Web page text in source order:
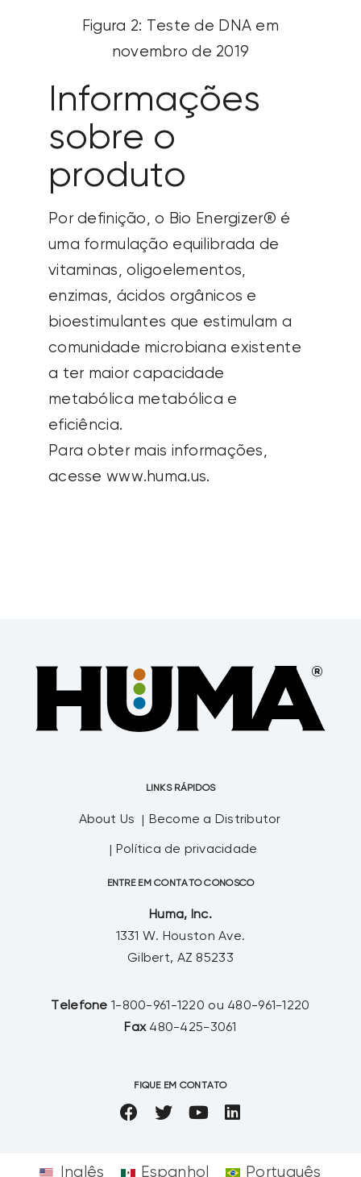
Figura 2: Teste de DNA em
novembro de 2019
Informações
sobre o
produto
Por definição, o Bio Energizer® é
uma formulação equilibrada de
vitaminas, oligoelementos,
enzimas, ácidos orgânicos e
bioestimulantes que estimulam a
comunidade microbiana existente
a ter maior capacidade
metabólica metabólica e
eficiência.
Para obter mais informações,
acesse www.huma.us.
LINKS RÁPIDOS
About Us Become a Distributor
Política de privacidade
ENTRE EM CONTATO CONOSCO
Huma, Inc.
1331 W. Houston Ave.
Gilbert, AZ 85233
Telefone 1-800-961-1220 ou 480-961-1220
Fax 480-425-3061
FIQUE EM CONTATO
Inglês Espanhol Português